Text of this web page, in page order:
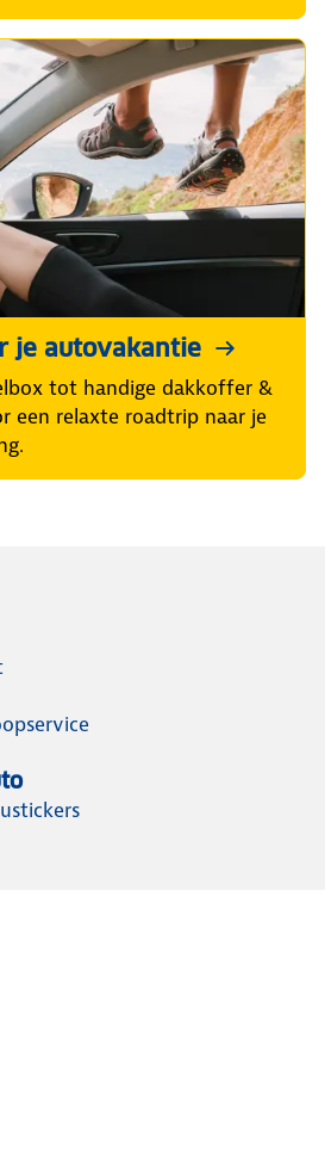
je autovakantie
tot handige dakkoffer &
een relaxte roadtrip naar je